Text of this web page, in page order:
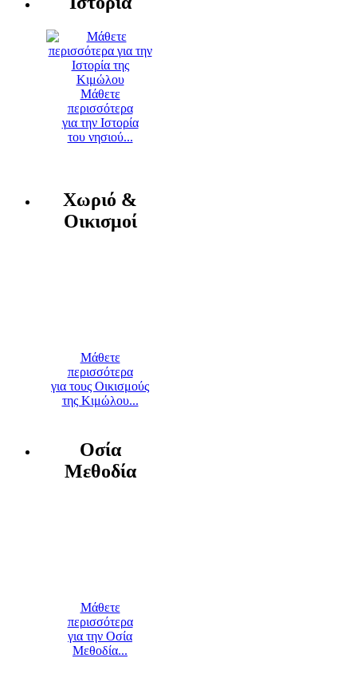
Μάθετε
περισσότερα
για την Ιστορία
του νησιού...
Χωριό &
Οικισμοί
Μάθετε
περισσότερα
για τους Οικισμούς
της Κιμώλου...
Οσία
Μεθοδία
Μάθετε
περισσότερα
για την Οσία
Μεθοδία...